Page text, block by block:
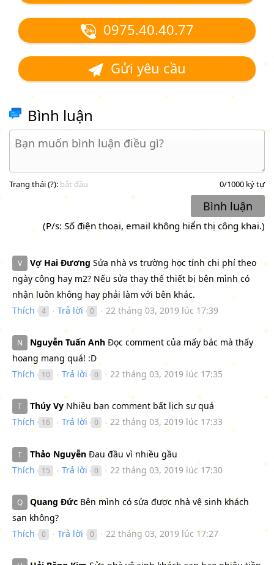
0975.40.40.77
Gửi yêu cầu
Bình luận
Trạng thái (?): bắt đầu 0/1000 ký tự
Bình luận
(P/s: Số điện thoại, email không hiển thị công khai.)
V Vợ Hai Đương Sửa nhà vs trường học tính chi phí theo
ngày công hay m2? Nếu sửa thay thế thiết bị bên mình có
nhận luôn không hay phải làm với bên khác.
Thích
4 ● Trả lời 0 ● 22 tháng 03, 2019 lúc 17:39
N Nguyễn Tuấn Anh Đọc comment của mấy bác mà thấy
hoang mang quá! :D
Thích
10 ● Trả lời 0 ● 22 tháng 03, 2019 lúc 17:35
T Thúy Vy Nhiều bạn comment bất lịch sự quá
Thích
16 ● Trả lời 0 ● 22 tháng 03, 2019 lúc 17:33
T Thảo Nguyễn Đau đầu vì nhiều gầu
Thích
15 ● Trả lời 0 ● 22 tháng 03, 2019 lúc 17:30
Q Quang Đức Bên mình có sửa được nhà vệ sinh khách
sạn không?
Thích
0 ● Trả lời 0 ● 22 tháng 03, 2019 lúc 17:27